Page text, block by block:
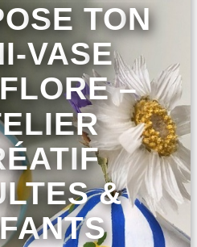
TON
VASE
–
&